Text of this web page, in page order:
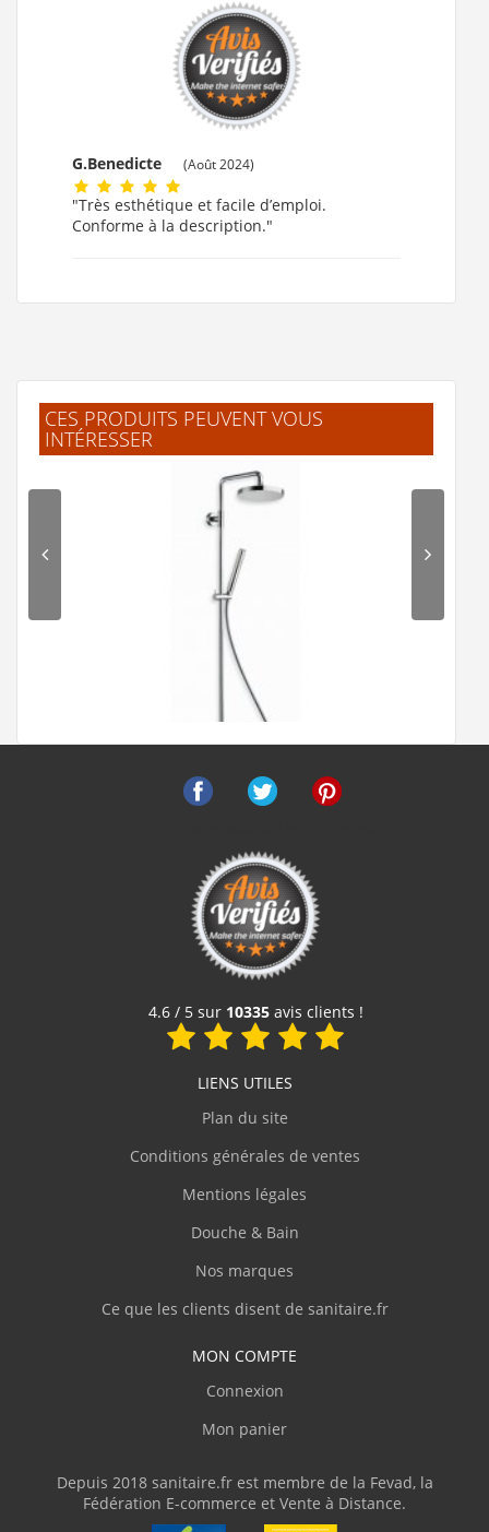
G.Benedicte (Août 2024)
"Très esthétique et facile d’emploi.
Conforme à la description."
CES PRODUITS PEUVENT VOUS
INTÉRESSER
Colonne de douche thermostatique EXECUTIVE EV45751
Voir le produit
4.6 / 5 sur 10335avis clients !
LIENS UTILES
Plan du site
Conditions générales de ventes
Mentions légales
Douche & Bain
Nos marques
Ce que les clients disent de sanitaire.fr
MON COMPTE
Connexion
Mon panier
Depuis 2018 sanitaire.fr est membre de la Fevad, la
Fédération E-commerce et Vente à Distance.